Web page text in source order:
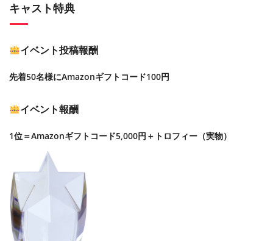
キャスト特典
イベント投稿報酬
先着50名様にAmazonギフトコード100円
イベント報酬
1位＝Amazonギフトコード5,000円＋トロフィー（実物）